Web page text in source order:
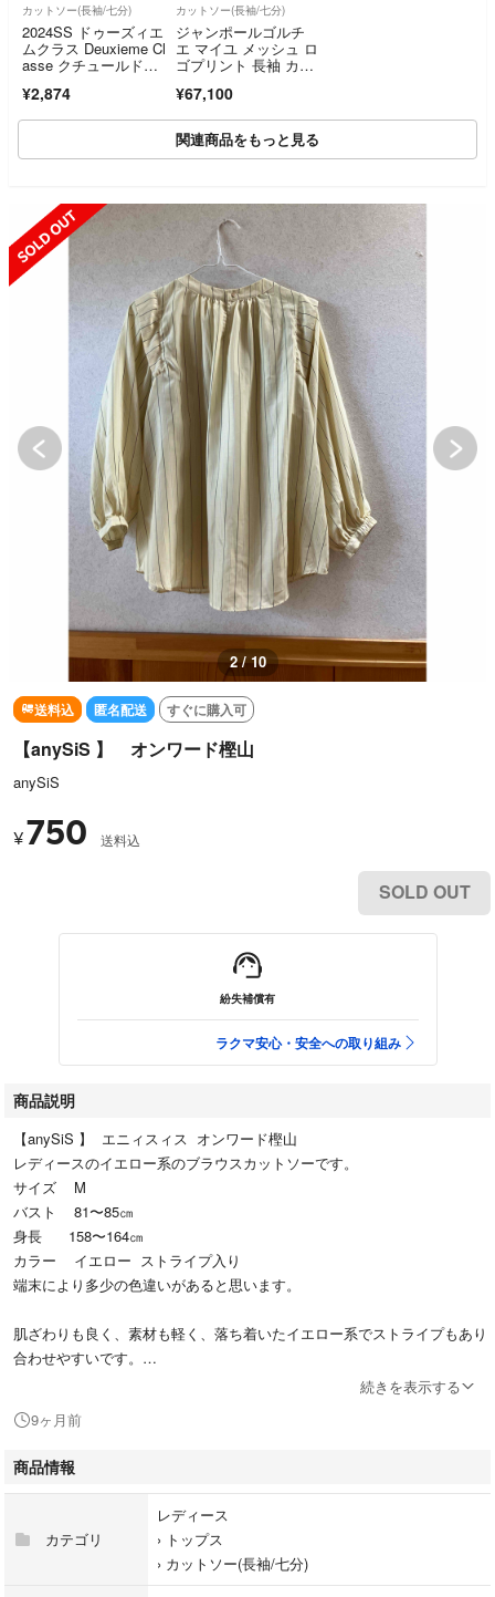
カットソー(長袖/七分)
2024SS ドゥーズィエ
ムクラス Deuxieme Cl
asse クチュールドア
AM Sam Haskins T‐S
hirt 38｜ホワイト【24
¥2,874
カットソー(長袖/七分)
ジャンポールゴルチ
エ マイユ メッシュ ロ
ゴプリント 長袖 カッ
チカラー M【中古】
¥67,100
関連商品をもっと見る
SOLD OUT
2 / 10
送料込 匿名配送 すぐに購入可
【anySiS 】 オンワード樫山
anySiS
¥750 送料込
SOLD OUT
紛失補償有
ラクマ安心・安全への取り組み
商品説明
【anySiS 】 エニィスィス オンワード樫山
レディースのイエロー系のブラウスカットソーです。
サイズ M
バスト 81〜85㎝
身長 158〜164㎝
カラー イエロー ストライプ入り
端末により多少の色違いがあると思います。
肌ざわりも良く、素材も軽く、落ち着いたイエロー系でストライプもあり
合わせやすいです。
続きを表示する
9ヶ月前
商品情報
カテゴリ
レディース
› トップス
› カットソー(長袖/七分)